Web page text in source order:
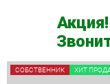
СОБСТВЕННИК ХИТ